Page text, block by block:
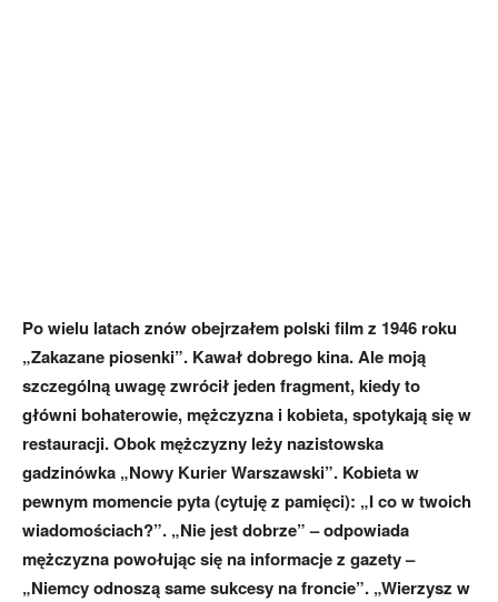
Po wielu latach znów obejrzałem polski film z 1946 roku
„Zakazane piosenki”. Kawał dobrego kina. Ale moją
szczególną uwagę zwrócił jeden fragment, kiedy to
główni bohaterowie, mężczyzna i kobieta, spotykają się w
restauracji. Obok mężczyzny leży nazistowska
gadzinówka „Nowy Kurier Warszawski”. Kobieta w
pewnym momencie pyta (cytuję z pamięci): „I co w twoich
wiadomościach?”. „Nie jest dobrze” – odpowiada
mężczyzna powołując się na informacje z gazety –
„Niemcy odnoszą same sukcesy na froncie”. „Wierzysz w